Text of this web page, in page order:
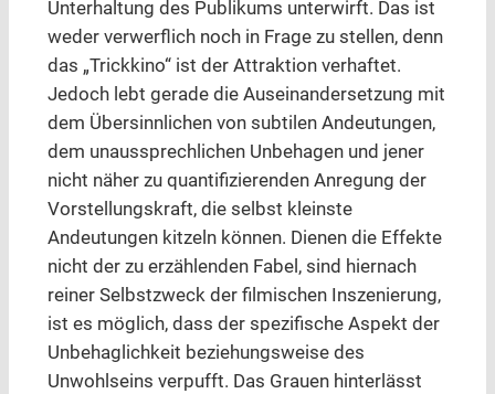
Unterhaltung des Publikums unterwirft. Das ist
weder verwerflich noch in Frage zu stellen, denn
das „Trickkino“ ist der Attraktion verhaftet.
Jedoch lebt gerade die Auseinandersetzung mit
dem Übersinnlichen von subtilen Andeutungen,
dem unaussprechlichen Unbehagen und jener
nicht näher zu quantifizierenden Anregung der
Vorstellungskraft, die selbst kleinste
Andeutungen kitzeln können. Dienen die Effekte
nicht der zu erzählenden Fabel, sind hiernach
reiner Selbstzweck der filmischen Inszenierung,
ist es möglich, dass der spezifische Aspekt der
Unbehaglichkeit beziehungsweise des
Unwohlseins verpufft. Das Grauen hinterlässt